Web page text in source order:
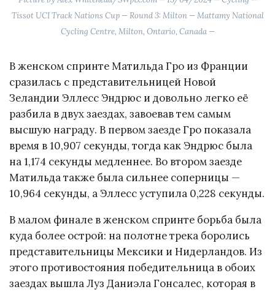
Tissot UCI Track Nations Cup — Round 3: Milton — Mattamy National
Cycling Centre, Milton, Ontario, Canada —
В женском спринте Матильда Гро из Франции
сразилась с представительницей Новой
Зеландии Эллесс Эндрюс и довольно легко её
разбила в двух заездах, завоевав тем самым
высшую награду. В первом заезде Гро показала
время в 10,907 секунды, тогда как Эндрюс была
на 1,174 секунды медленнее. Во втором заезде
Матильда также была сильнее соперницы —
10,964 секунды, а Эллесс уступила 0,228 секунды.
В малом финале в женском спринте борьба была
куда более острой: на полотне трека боролись
представительницы Мексики и Нидерландов. Из
этого противостояния победительница в обоих
заездах вышла Луз Даниэла Гонсалес, которая в